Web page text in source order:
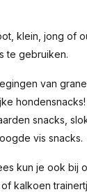
klein, jong of
te gebruiken.
van
snacks,
vis snacks.
kun je ook bij
kalkoen